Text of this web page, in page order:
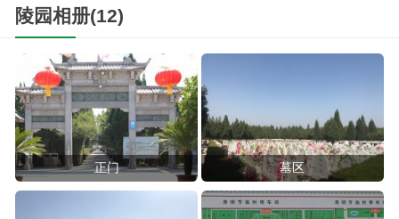
陵园相册(12)
正门 墓区